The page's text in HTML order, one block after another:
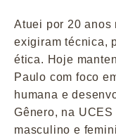
Atuei por 20 anos
exigiram técnica,
ética. Hoje
Paulo com foco
humana e
Gênero, na
masculino e